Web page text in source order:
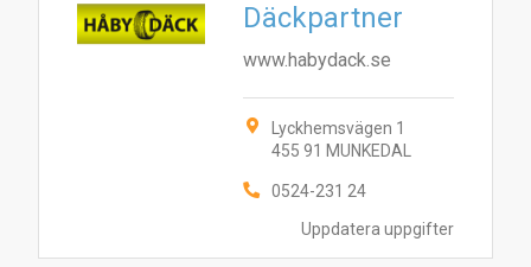
Uppdatera uppgifter
Däckpartner
www.habydack.se
Lyckhemsvägen 1
455 91 MUNKEDAL
0524-231 24